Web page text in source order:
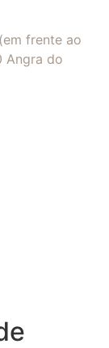
frente ao
Angra do